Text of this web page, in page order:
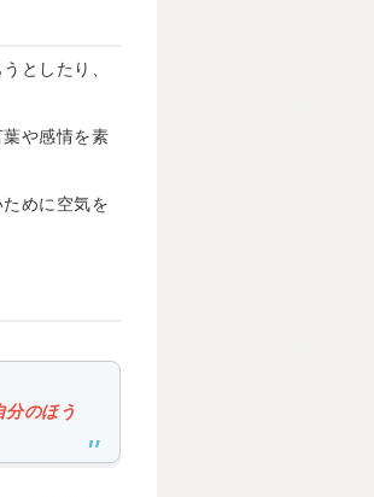
としたり、
や感情を素
めに空気を
分のほう